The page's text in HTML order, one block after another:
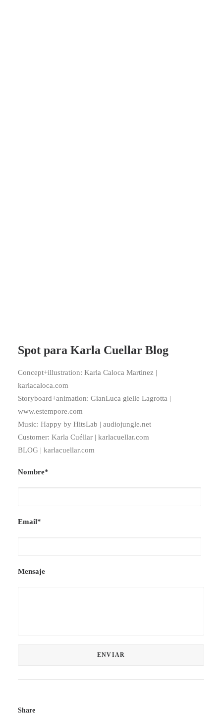
Spot para Karla Cuellar Blog
Concept+illustration: Karla Caloca Martinez |
karlacaloca.com
Storyboard+animation: GianLuca gielle Lagrotta |
www.estempore.com
Music: Happy by HitsLab | audiojungle.net
Customer: Karla Cuéllar | karlacuellar.com
BLOG | karlacuellar.com
Nombre*
Email*
Mensaje
Share